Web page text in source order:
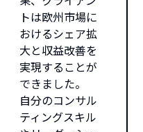
トは欧州市場に
おけるシェア拡
大と収益改善を
実現することが
できました。
自分のコンサル
ティングスキル